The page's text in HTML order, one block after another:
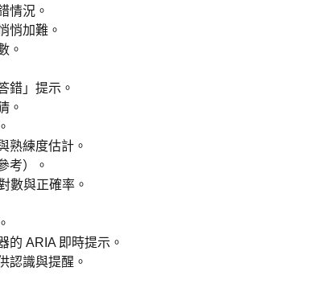
情況。
悄加難。
。
錯」提示。
。
熟練度估計。
考）。
數與正確率。
的 ARIA 即時提示。
認識與提醒。